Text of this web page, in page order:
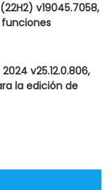
v19045.7058,
v25.12.0.806,
la edición de